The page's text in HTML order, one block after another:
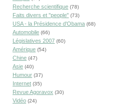
Recherche scientifique (78)
Faits divers et "people" (73)
USA - la Présidence d'Obama (68)
Automobile (66)
Législatives 2007 (60)
Amérique (54)
Chine (47)
Asie (40)
Humour (37)
Internet (35)
Revue Agoravox (30)
Vidéo (24)